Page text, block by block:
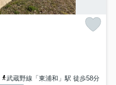
武蔵野線「東浦和」駅 徒歩58分